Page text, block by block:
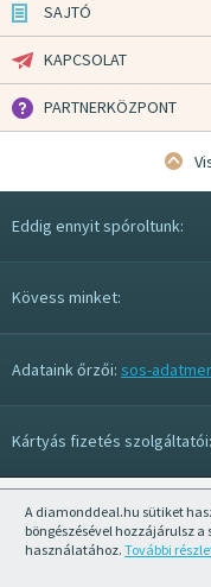
A diamonddeal.hu sütiket
böngészésével hozzájárulsz a
használatához.További
SAJTÓ
KAPCSOLAT
PARTNERKÖZPONT
Eddig ennyit spóroltunk:
Kövess minket:
Adataink őrzői: sos-
Kártyás fizetés szolgáltatói:
Mobil